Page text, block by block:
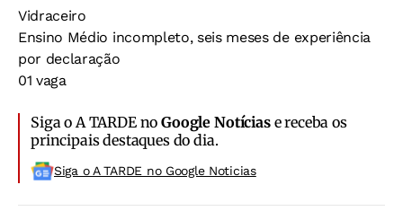
Vidraceiro
Ensino Médio incompleto, seis meses de experiência
por declaração
01 vaga
Siga o A TARDE noGoogle Notíciase receba os
principais destaques do dia.
Siga o A TARDE no Google Noticias